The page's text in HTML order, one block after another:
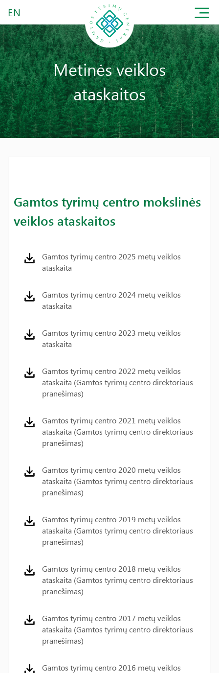
EN
Metinės veiklos
ataskaitos
Gamtos tyrimų centro mokslinės
veiklos ataskaitos
Gamtos tyrimų centro 2025 metų veiklos
ataskaita
Gamtos tyrimų centro 2024 metų veiklos
ataskaita
Gamtos tyrimų centro 2023 metų veiklos
ataskaita
Gamtos tyrimų centro 2022 metų veiklos
ataskaita (Gamtos tyrimų centro direktoriaus
pranešimas)
Gamtos tyrimų centro 2021 metų veiklos
ataskaita (Gamtos tyrimų centro direktoriaus
pranešimas)
Gamtos tyrimų centro 2020 metų veiklos
ataskaita (Gamtos tyrimų centro direktoriaus
pranešimas)
Gamtos tyrimų centro 2019 metų veiklos
ataskaita (Gamtos tyrimų centro direktoriaus
pranešimas)
Gamtos tyrimų centro 2018 metų veiklos
ataskaita (Gamtos tyrimų centro direktoriaus
pranešimas)
Gamtos tyrimų centro 2017 metų veiklos
ataskaita (Gamtos tyrimų centro direktoriaus
pranešimas)
Gamtos tyrimų centro 2016 metų veiklos